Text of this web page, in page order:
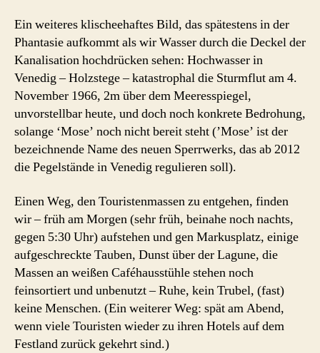
Ein weiteres klischeehaftes Bild, das spätestens in der
Phantasie aufkommt als wir Wasser durch die Deckel der
Kanalisation hochdrücken sehen: Hochwasser in
Venedig – Holzstege – katastrophal die Sturmflut am 4.
November 1966, 2m über dem Meeresspiegel,
unvorstellbar heute, und doch noch konkrete Bedrohung,
solange ‘Mose’ noch nicht bereit steht (’Mose’ ist der
bezeichnende Name des neuen Sperrwerks, das ab 2012
die Pegelstände in Venedig regulieren soll).
Einen Weg, den Touristenmassen zu entgehen, finden
wir – früh am Morgen (sehr früh, beinahe noch nachts,
gegen 5:30 Uhr) aufstehen und gen Markusplatz, einige
aufgeschreckte Tauben, Dunst über der Lagune, die
Massen an weißen Caféhausstühle stehen noch
feinsortiert und unbenutzt – Ruhe, kein Trubel, (fast)
keine Menschen. (Ein weiterer Weg: spät am Abend,
wenn viele Touristen wieder zu ihren Hotels auf dem
Festland zurück gekehrt sind.)